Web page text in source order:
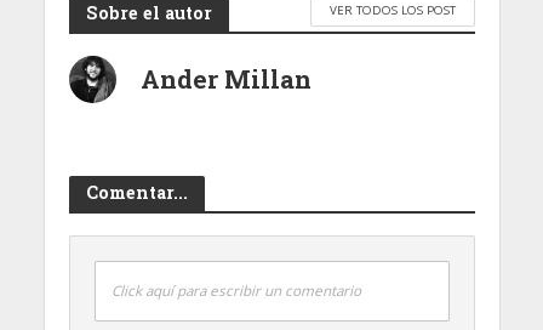
Sobre el autor VER TODOS LOS POST
Ander Millan
Comentar...
Click aquí para escribir un comentario